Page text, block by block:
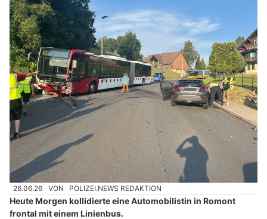
26.06.26 VON POLIZEI.NEWS REDAKTION
Heute Morgen kollidierte eine Automobilistin in Romont
frontal mit einem Linienbus.